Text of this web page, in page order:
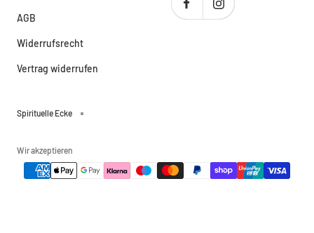
AGB
Widerrufsrecht
Vertrag widerrufen
Spirituelle Ecke
Wir akzeptieren